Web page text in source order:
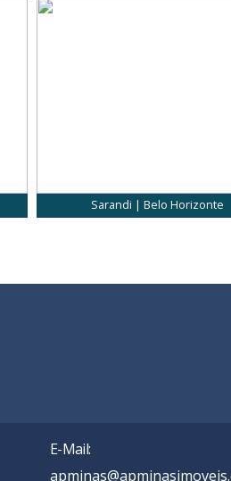
Sarandi | Belo Horizonte
E-Mail: